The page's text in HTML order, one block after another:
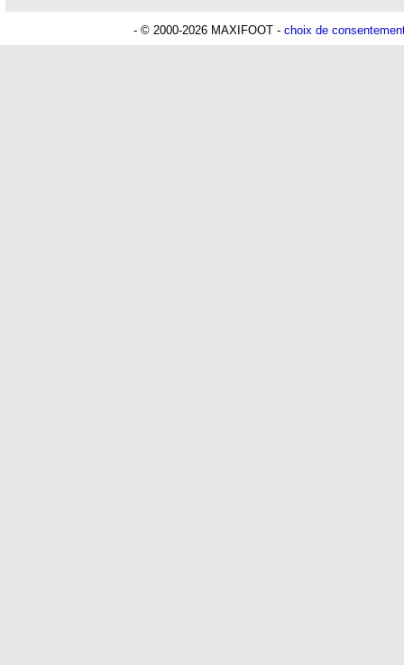
- © 2000-2026 MAXIFOOT - choix de